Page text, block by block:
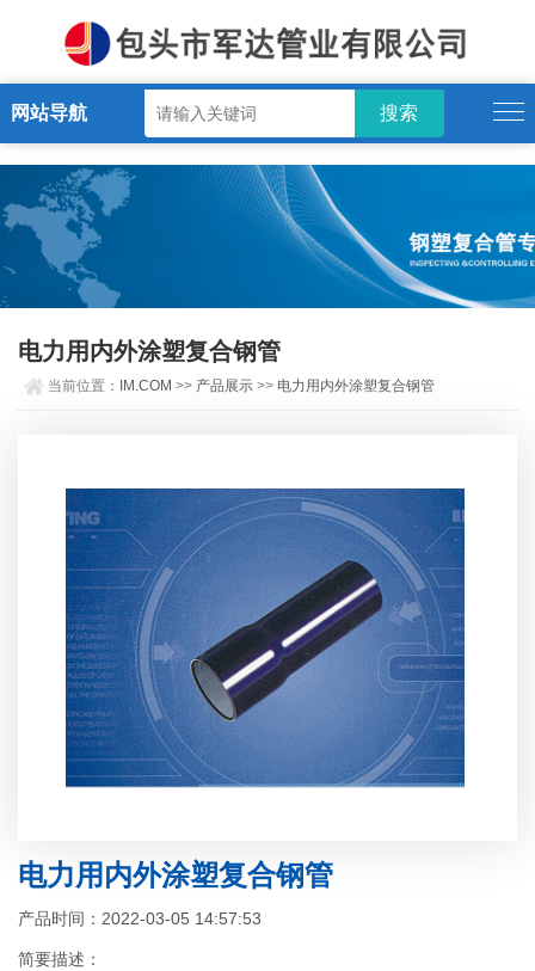
IM.COM
网站导航
电力用内外涂塑复合钢管
当前位置： IM.COM >> 产品展示 >> 电力用内外涂塑复合钢管
电力用内外涂塑复合钢管
产品时间：2022-03-05 14:57:53
简要描述：